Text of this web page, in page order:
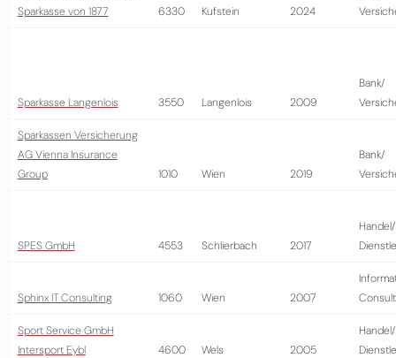
Sparkasse von 1877
6330 Kufstein 2024
Sparkasse Langenlois 3550 Langenlois 2009
Bank/
Sparkassen Versicherung
AG Vienna Insurance
Group
1010 Wien 2019
Bank/
SPES GmbH 4553 Schlierbach 2017
Handel/
Sphinx IT Consulting 1060 Wien 2007
Sport Service GmbH
Intersport Eybl
4600 Wels 2005
Handel/